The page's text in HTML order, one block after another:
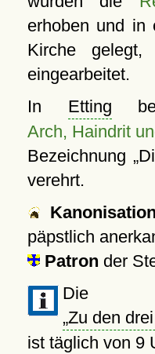
erhoben und in
Kirche gelegt,
eingearbeitet.
In Etting
Arch, Haindrit
Bezeichnung
verehrt.
päpstlich
Patron der
Zu den
ist täglich von 9